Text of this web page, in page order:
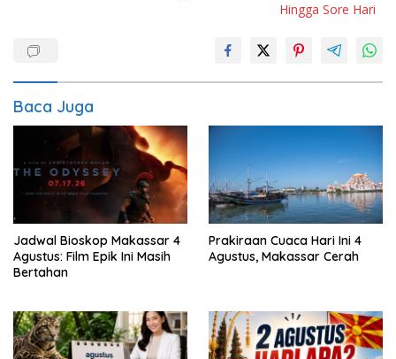
Hingga Sore Hari
Baca Juga
Jadwal Bioskop Makassar 4
Agustus: Film Epik Ini Masih
Bertahan
Prakiraan Cuaca Hari Ini 4
Agustus, Makassar Cerah